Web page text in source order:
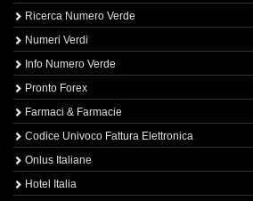
Ricerca Numero Verde
Numeri Verdi
Info Numero Verde
Pronto Forex
Farmaci & Farmacie
Codice Univoco Fattura Elettronica
Onlus Italiane
Hotel Italia